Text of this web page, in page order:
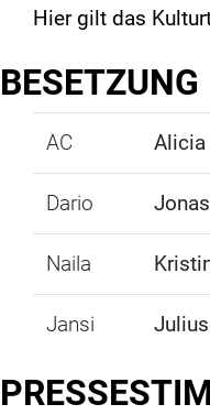
Hier gilt das
BESETZUNG
AC
Dario
Naila
Jansi